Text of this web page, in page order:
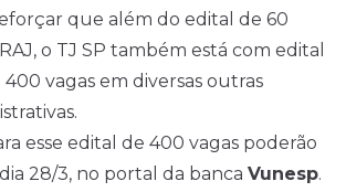
que além do edital de 60
o TJ SP também está com edital
vagas em diversas outras
esse edital de 400 vagas poderão
28/3, no portal da banca Vunesp.